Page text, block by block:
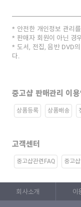
안전한 개인정보 관리
판매자 회원이 아닌 경
도서, 전집, 음반 DVD
다.
중고샵 판매관리 이용
상품등록 상품배송
고객센터
중고샵관련FAQ 중고
회사소개 이